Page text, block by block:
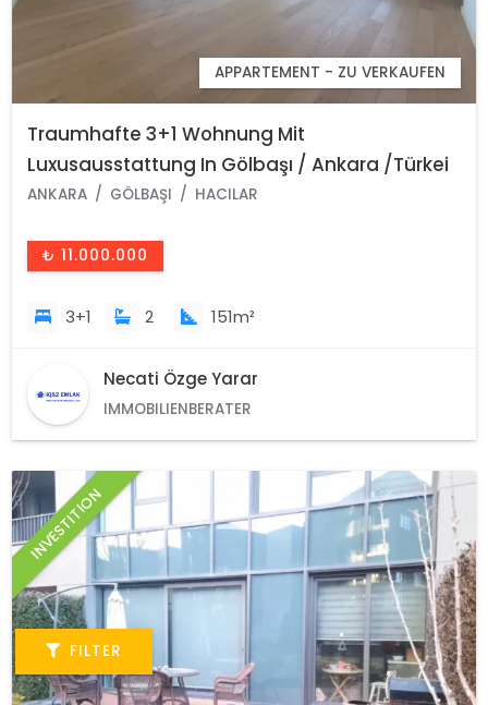
FILTER
APPARTEMENT - ZU VERKAUFEN
Traumhafte 3+1 Wohnung Mit
Luxusausstattung In Gölbaşı / Ankara /Türkei
ANKARA GÖLBAŞI HACILAR
₺ 11.000.000
3+1 2 151m²
Necati Özge Yarar
IMMOBILIENBERATER
INVESTITION